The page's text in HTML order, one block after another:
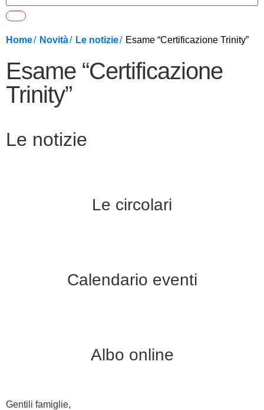
Home Novità Le notizie Esame “Certificazione Trinity”
Esame “Certificazione
Trinity”
Le notizie
Le circolari
Calendario eventi
Albo online
Gentili famiglie,